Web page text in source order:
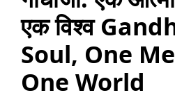
एक विश्व
Soul, One
One World